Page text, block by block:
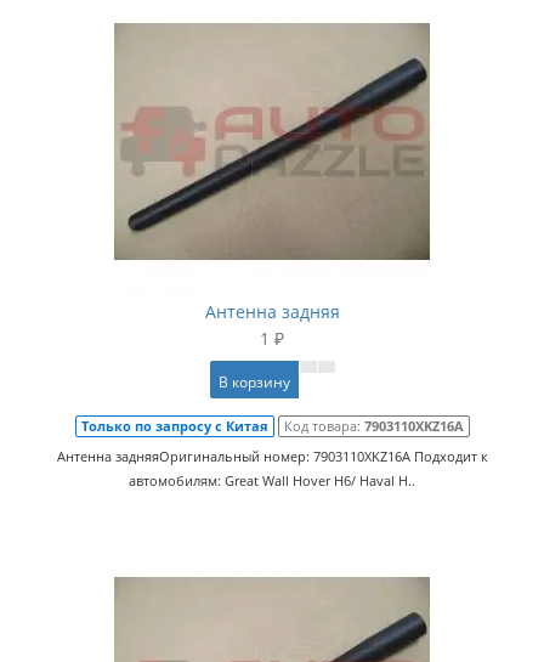
Антенна задняя
1 ₽
В корзину
Только по запросу с Китая Код товара: 7903110XKZ16A
Антенна задняяОригинальный номер: 7903110XKZ16A Подходит к
автомобилям: Great Wall Hover H6/ Haval H..